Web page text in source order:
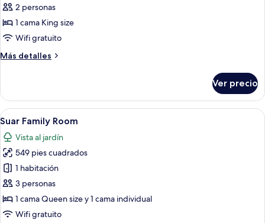
Suar
Deluxe
Room
2 personas
1 cama King size
Wifi gratuito
Más detalles
Más
Deluxe
Room
Ver precio
Abrir
todas
las
fotos
de
Suar
Family
Room
Un área de estar al aire libre
8
Suar Family Room
Vista al jardín
549 pies cuadrados
1 habitación
3 personas
1 cama Queen size y 1 cama individual
Wifi gratuito